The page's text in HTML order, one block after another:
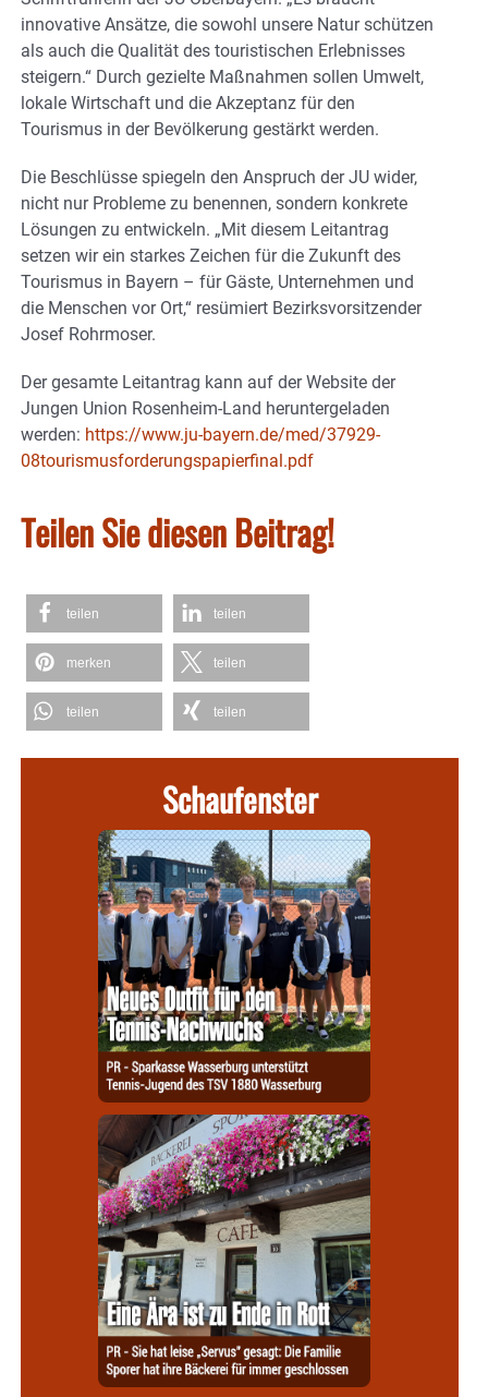
innovative Ansätze, die sowohl unsere Natur schützen
als auch die Qualität des touristischen Erlebnisses
steigern.“ Durch gezielte Maßnahmen sollen Umwelt,
lokale Wirtschaft und die Akzeptanz für den
Tourismus in der Bevölkerung gestärkt werden.
Die Beschlüsse spiegeln den Anspruch der JU wider,
nicht nur Probleme zu benennen, sondern konkrete
Lösungen zu entwickeln. „Mit diesem Leitantrag
setzen wir ein starkes Zeichen für die Zukunft des
Tourismus in Bayern – für Gäste, Unternehmen und
die Menschen vor Ort,“ resümiert Bezirksvorsitzender
Josef Rohrmoser.
Der gesamte Leitantrag kann auf der Website der
Jungen Union Rosenheim-Land heruntergeladen
werden: https://www.ju-bayern.de/med/37929-
08tourismusforderungspapierfinal.pdf
Teilen Sie diesen Beitrag!
teilen teilen
merken teilen
teilen teilen
Schaufenster